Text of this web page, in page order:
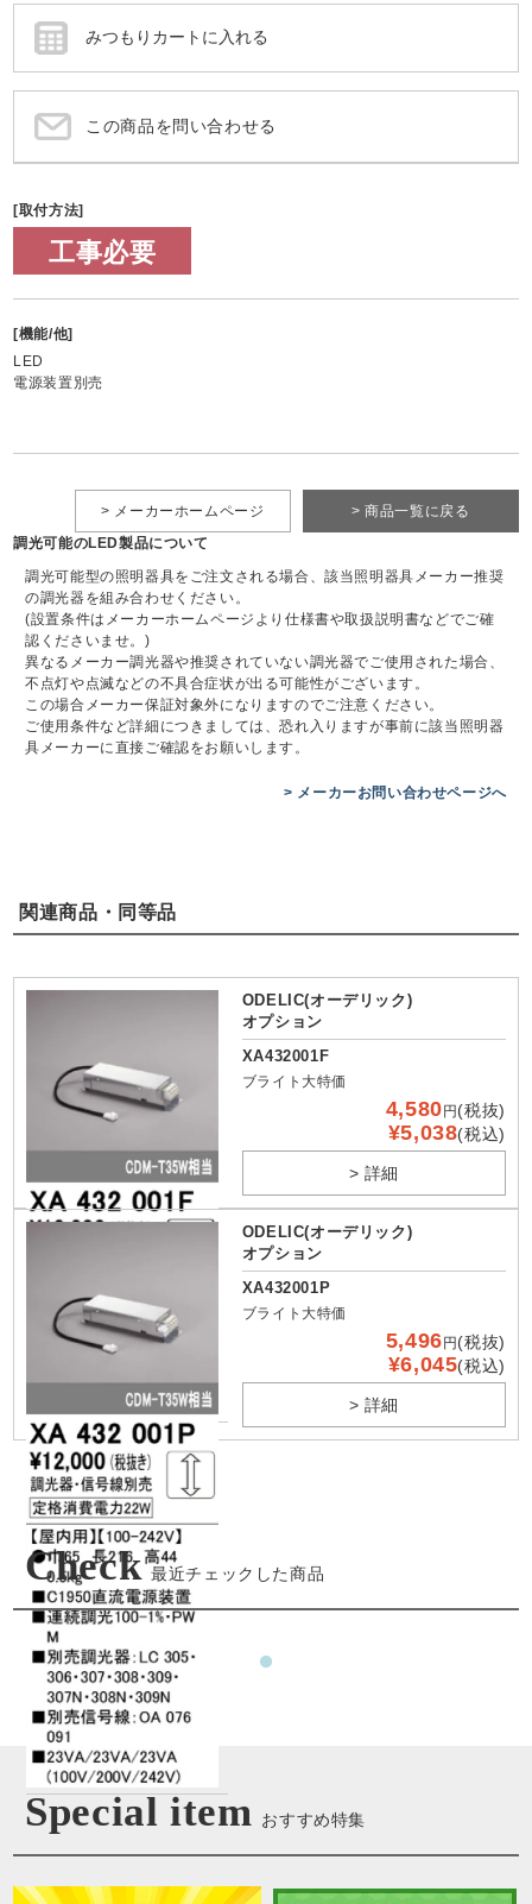
この商品を問い合わせる
[取付方法]
工事必要
[機能/他]
LED
電源装置別売
> 商品一覧に戻る
> メーカーホームページ
調光可能のLED製品について
調光可能型の照明器具をご注文される場合、該当照明器具メーカー推奨
の調光器を組み合わせください。
(設置条件はメーカーホームページより仕様書や取扱説明書などでご確
認くださいませ。)
異なるメーカー調光器や推奨されていない調光器でご使用された場合、
不点灯や点滅などの不具合症状が出る可能性がございます。
この場合メーカー保証対象外になりますのでご注意ください。
ご使用条件など詳細につきましては、恐れ入りますが事前に該当照明器
具メーカーに直接ご確認をお願いします。
> メーカーお問い合わせページへ
関連商品・同等品
ODELIC(オーデリック)
オプション
XA432001F
ブライト大特価
4,580円(税抜)
¥5,038(税込)
> 詳細
ODELIC(オーデリック)
オプション
XA432001P
ブライト大特価
5,496円(税抜)
¥6,045(税込)
> 詳細
Check 最近チェックした商品
Special item おすすめ特集